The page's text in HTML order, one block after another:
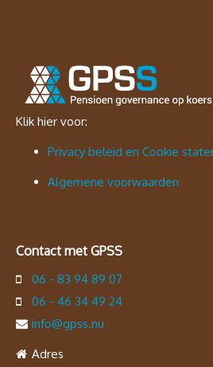
Klik hier voor:
Privacy beleid en Cookie
Algemene voorwaarden
Contact met GPSS
06 - 83 94 89 07
06 - 46 34 49 24
info@gpss.nu
Adres